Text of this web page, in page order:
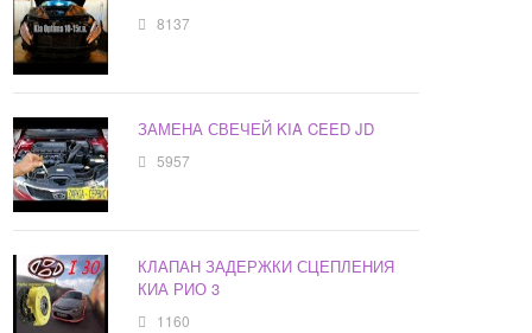
8137
ЗАМЕНА СВЕЧЕЙ KIA CEED JD
5957
КЛАПАН ЗАДЕРЖКИ СЦЕПЛЕНИЯ
КИА РИО 3
1160